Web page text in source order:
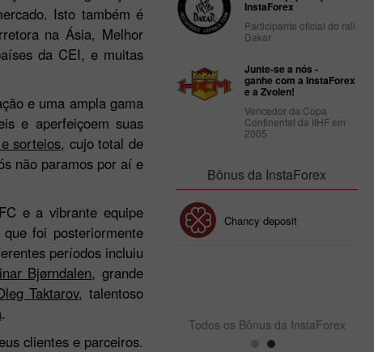
Isto também é
na Ásia, Melhor
da CEI, e muitas
e uma ampla gama
e aperfeiçoem suas
sorteios, cujo total de
não paramos por aí e
e a vibrante equipe
foi posteriormente
períodos incluiu
Bjørndalen, grande
Taktarov, talentoso
.
clientes e parceiros.
InstaForex
Participante oficial do rali
Dakar
Junte-se a nós -
ganhe com a InstaForex
e a Zvolen!
Vencedor da Copa
Continental da IIHF em
2005
Bônus da InstaForex
Bônus de 30%
Bônus do Clube da
InstaForex
Chancy deposit
Todos os Bônus da InstaForex